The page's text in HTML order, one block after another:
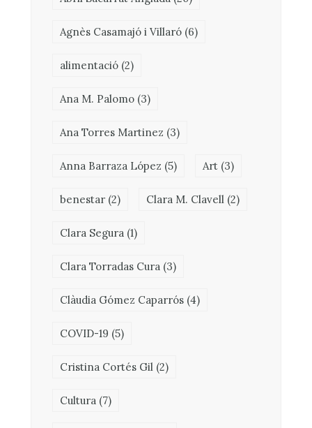
Agnès Casamajó i Villaró (6)
alimentació (2)
Ana M. Palomo (3)
Ana Torres Martinez (3)
Anna Barraza López (5) Art (3)
benestar (2) Clara M. Clavell (2)
Clara Segura (1)
Clara Torradas Cura (3)
Clàudia Gómez Caparrós (4)
COVID-19 (5)
Cristina Cortés Gil (2)
Cultura (7)